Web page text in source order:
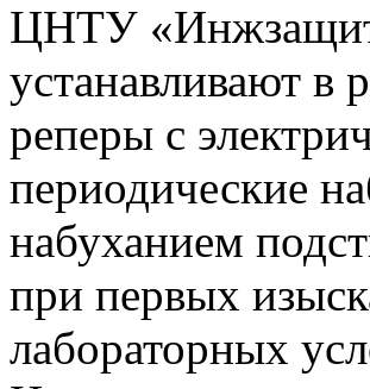
ЦНТУ
устанавливают в
реперы с
периодические
набуханием
при первых
лабораторных